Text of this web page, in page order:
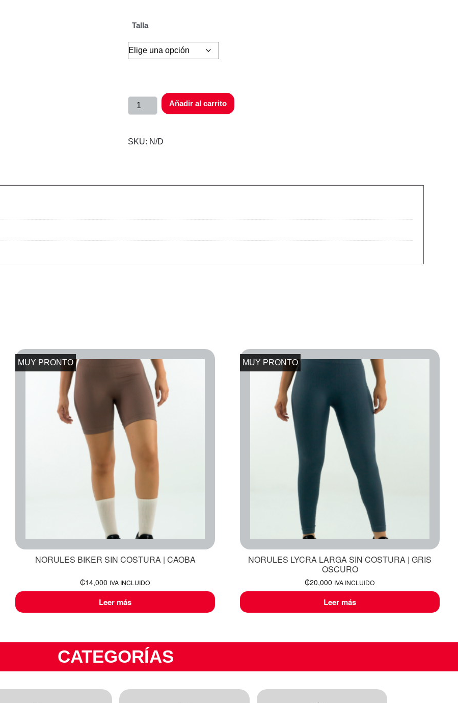
Talla
Añadir al carrito
SKU: N/D
MUY PRONTO
NORULES BIKER SIN COSTURA | CAOBA
₡14,000 IVA INCLUIDO
Leer más
MUY PRONTO
NORULES LYCRA LARGA SIN COSTURA | GRIS
OSCURO
₡20,000 IVA INCLUIDO
Leer más
CATEGORÍAS